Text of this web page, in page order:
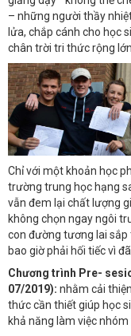
– những người thầy
lửa, chắp cánh cho học
chân trời tri thức rộng
Chỉ với một khoản học
trường trung học hạng
vẫn đem lại chất lượng
không chọn ngay ngôi
con đường tương lai sắp
bao giờ phải hối tiếc vì
Chương trình Pre-
07/2019): nhằm cải
thức cần thiết giúp học
khả năng làm việc